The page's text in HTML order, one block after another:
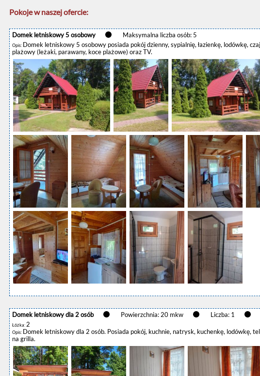
Pokoje w naszej ofercie:
Domek letniskowy 5 osobowy Maksymalna liczba osób: 5
Opis: Domek letniskowy 5 osobowy posiada pokój dzienny, sypialnię, łazienkę, lodówkę,
plażowy (leżaki, parawany, koce plażowe) oraz TV.
Domek letniskowy dla 2 osób Powierzchnia: 20 mkw Liczba: 1
Łóżka: 2
Opis: Domek letniskowy dla 2 osób. Posiada pokój, kuchnie, natrysk, kuchenkę, lodówkę,
na grilla.